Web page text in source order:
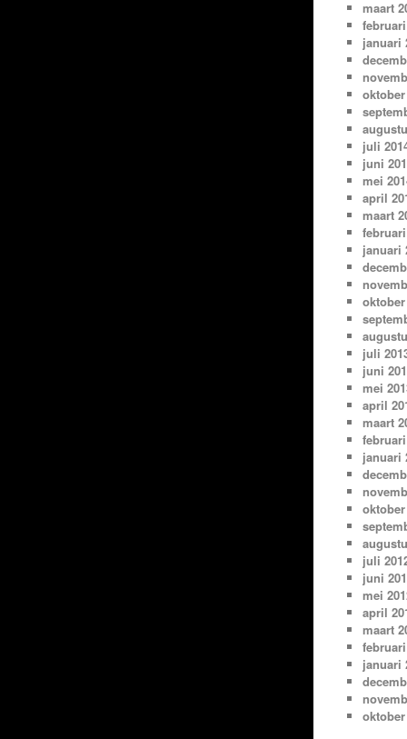
maart
januari
oktober
juli
juni
mei
april
maart
januari
oktober
juli
juni
mei
april
maart
januari
oktober
juli
juni
mei
april
maart
januari
oktober